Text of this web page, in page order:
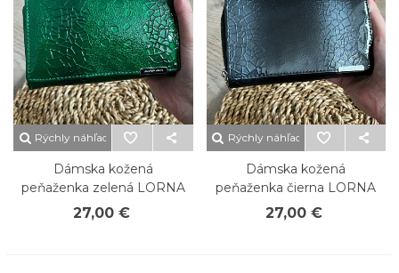
Rýchly náhľad
Dámska kožená
peňaženka zelená LORNA
27,00 €
Rýchly náhľad
Dámska kožená
peňaženka čierna LORNA
27,00 €